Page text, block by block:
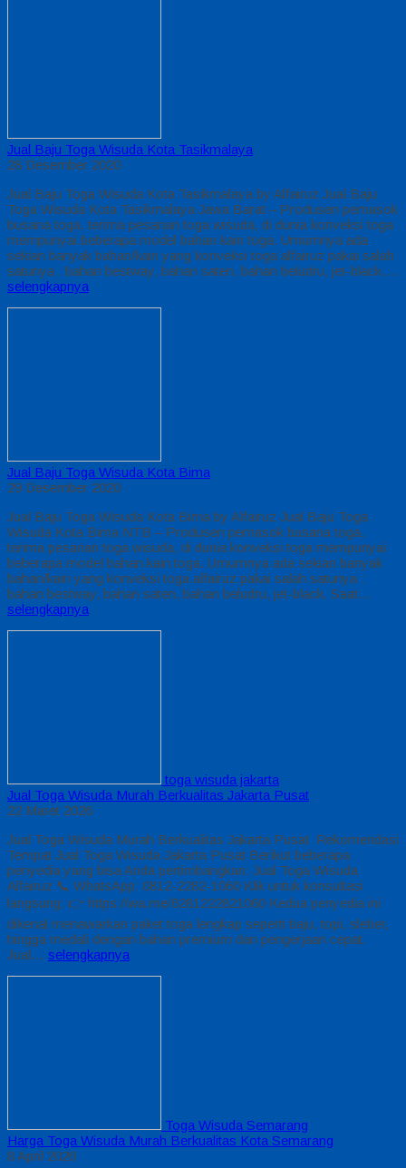
Jual Baju Toga Wisuda Kota Tasikmalaya
28 Desember 2020
Jual Baju Toga Wisuda Kota Tasikmalaya by Alfairuz Jual Baju
Toga Wisuda Kota Tasikmalaya Jawa Barat – Produsen pemasok
busana toga. terima pesanan toga wisuda, di dunia konveksi toga
mempunyai beberapa model bahan kain toga. Umumnya ada
sekian banyak bahan/kain yang konveksi toga alfairuz pakai salah
satunya : bahan bestway, bahan saten, bahan beludru, jet-black….
selengkapnya
Jual Baju Toga Wisuda Kota Bima
29 Desember 2020
Jual Baju Toga Wisuda Kota Bima by Alfairuz Jual Baju Toga
Wisuda Kota Bima NTB – Produsen pemasok busana toga.
terima pesanan toga wisuda, di dunia konveksi toga mempunyai
beberapa model bahan kain toga. Umumnya ada sekian banyak
bahan/kain yang konveksi toga alfairuz pakai salah satunya :
bahan bestway, bahan saten, bahan beludru, jet-black. Saat…
selengkapnya
toga wisuda jakarta
Jual Toga Wisuda Murah Berkualitas Jakarta Pusat
22 Maret 2026
Jual Toga Wisuda Murah Berkualitas Jakarta Pusat Rekomendasi
Tempat Jual Toga Wisuda Jakarta Pusat Berikut beberapa
penyedia yang bisa Anda pertimbangkan: Jual Toga Wisuda
Alfairuz 📞 WhatsApp: 0812-2282-1060 Klik untuk konsultasi
langsung: 👉 https://wa.me/6281222821060 Kedua penyedia ini
dikenal menawarkan paket toga lengkap seperti baju, topi, sleber,
hingga medali dengan bahan premium dan pengerjaan cepat.
Jual… selengkapnya
Toga Wisuda Semarang
Harga Toga Wisuda Murah Berkualitas Kota Semarang
8 April 2026